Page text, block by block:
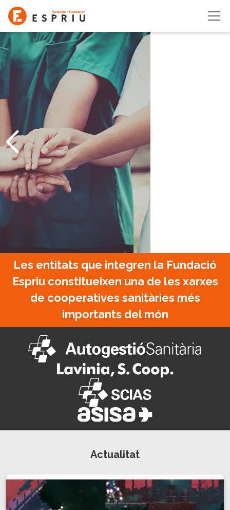
Vés al contingut
Fundació Espriu
Les entitats que integren la Fundació
Espriu constitueixen una de les xarxes
de cooperatives sanitàries més
importants del món
Actualitat